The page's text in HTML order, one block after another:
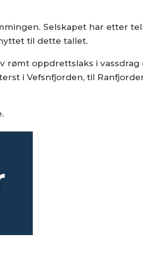
Selskapet har etter
til dette tallet.
rømt oppdrettslaks i vassdrag
i Vefsnfjorden, til